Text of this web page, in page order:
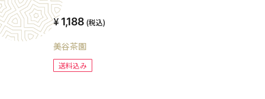
1,188 (税込)
美谷茶園
送料込み